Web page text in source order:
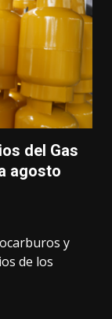
del Gas
agosto
y
de los